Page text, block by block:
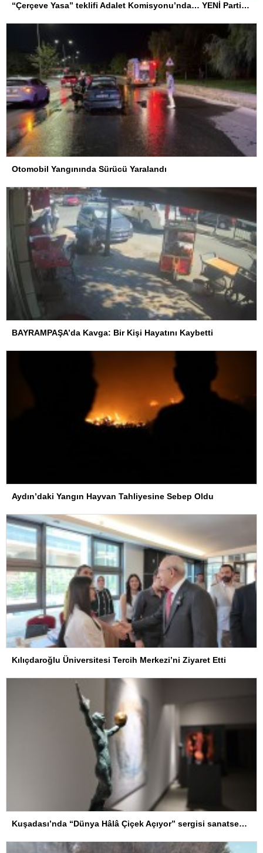
“Çerçeve Yasa” teklifi Adalet Komisyonu’nda… YENİ Partili Tanrıkulu: Bir insana ‘Silahını bırak, ülkene dön, siyasal ve toplumsal hayata katıl’ diyorsanız, o insan kapıdan içeri girdiğinde başına ne geleceğini bilmelidir
Otomobil Yangınında Sürücü Yaralandı
BAYRAMPAŞA’da Kavga: Bir Kişi Hayatını Kaybetti
Aydın’daki Yangın Hayvan Tahliyesine Sebep Oldu
Kılıçdaroğlu Üniversitesi Tercih Merkezi’ni Ziyaret Etti
Kuşadası’nda “Dünya Hâlâ Çiçek Açıyor” sergisi sanatseverlerle buluşuyor